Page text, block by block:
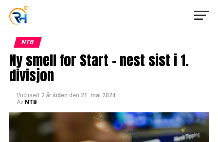
NTB
Ny smell for Start – nest sist i 1.
divisjon
Publisert 2 år siden den 21. mai 2024
Av NTB